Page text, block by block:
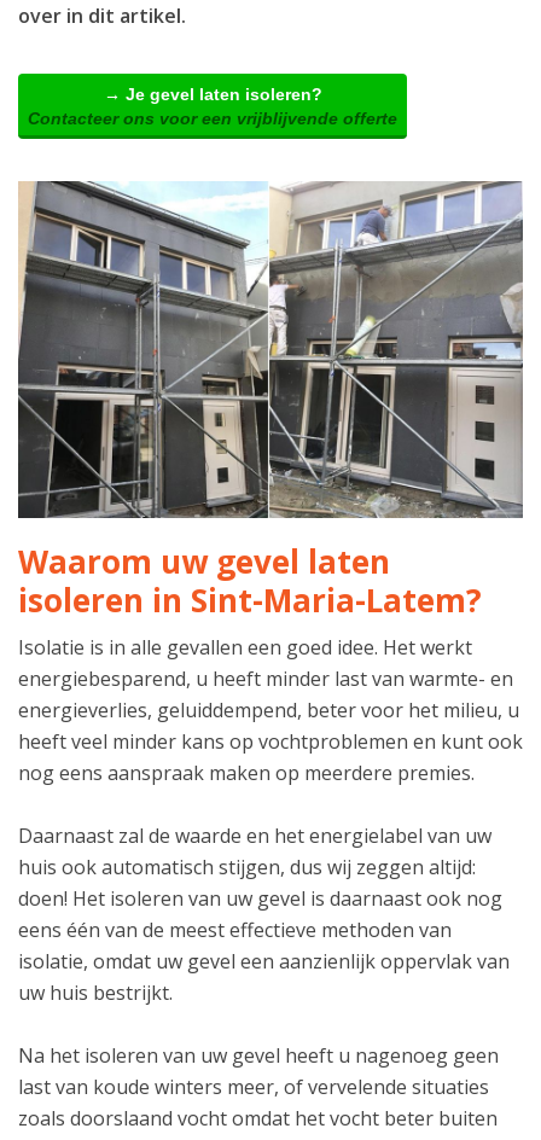
over in dit artikel.
→ Je gevel laten isoleren?
Contacteer ons voor een vrijblijvende offerte
Waarom uw gevel laten
isoleren in Sint-Maria-Latem?
Isolatie is in alle gevallen een goed idee. Het werkt
energiebesparend, u heeft minder last van warmte- en
energieverlies, geluiddempend, beter voor het milieu, u
heeft veel minder kans op vochtproblemen en kunt ook
nog eens aanspraak maken op meerdere premies.
Daarnaast zal de waarde en het energielabel van uw
huis ook automatisch stijgen, dus wij zeggen altijd:
doen! Het isoleren van uw gevel is daarnaast ook nog
eens één van de meest effectieve methoden van
isolatie, omdat uw gevel een aanzienlijk oppervlak van
uw huis bestrijkt.
Na het isoleren van uw gevel heeft u nagenoeg geen
last van koude winters meer, of vervelende situaties
zoals doorslaand vocht omdat het vocht beter buiten